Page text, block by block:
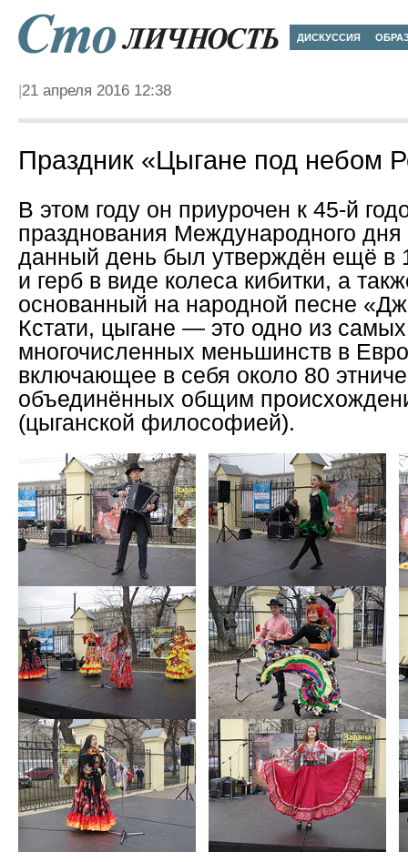
ДИСКУССИЯ
21 апреля 2016 12:38
Праздник «Цыгане под небом
В этом году он приурочен к 45-й
празднования Международного дня
данный день был утверждён ещё в
и герб в виде колеса кибитки, а
основанный на народной песне
Кстати, цыгане — это одно из самых
многочисленных меньшинств в
включающее в себя около 80
объединённых общим
(цыганской философией).